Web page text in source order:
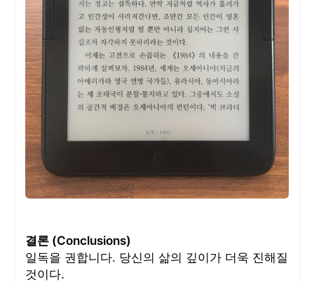
결론 (Conclusions)
일독을 권합니다. 당신의 삶의 깊이가 더욱 진해질
것이다.